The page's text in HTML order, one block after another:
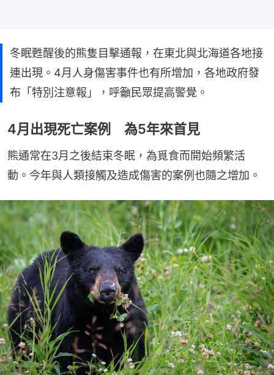
冬眠甦醒後的熊隻目擊通報，在東北與北海道各地接
連出現。4月人身傷害事件也有所增加，各地政府發
布「特別注意報」，呼籲民眾提高警覺。
4月出現死亡案例 為5年來首見
熊通常在3月之後結束冬眠，為覓食而開始頻繁活
動。今年與人類接觸及造成傷害的案例也隨之增加。